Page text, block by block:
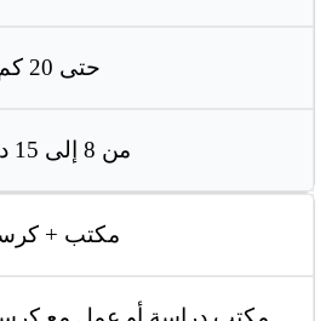
حتى 20 كم
من 8 إلى 15 دينار
مكتب +